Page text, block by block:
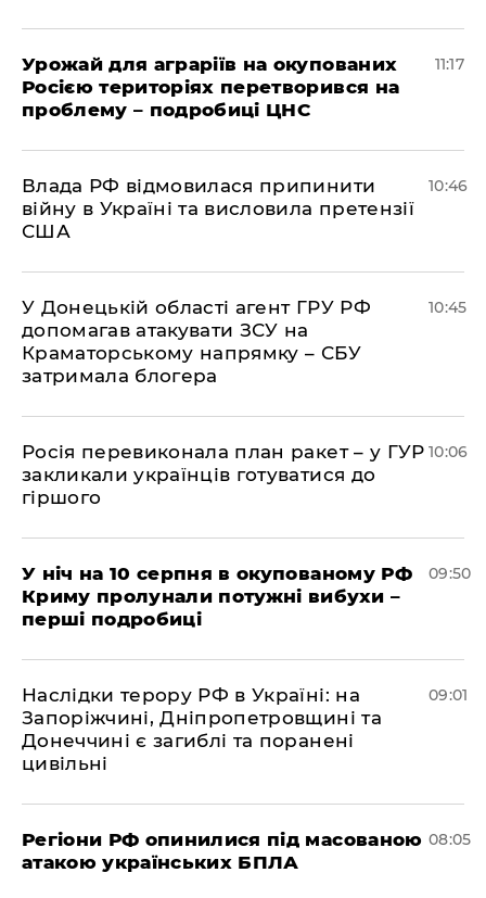
Урожай для аграріїв на окупованих
Росією територіях перетворився на
проблему – подробиці ЦНС
11:17
Влада РФ відмовилася припинити
війну в Україні та висловила претензії
США
10:46
У Донецькій області агент ГРУ РФ
допомагав атакувати ЗСУ на
Краматорському напрямку – СБУ
затримала блогера
10:45
Росія перевиконала план ракет – у ГУР
закликали українців готуватися до
гіршого
10:06
У ніч на 10 серпня в окупованому РФ
Криму пролунали потужні вибухи –
перші подробиці
09:50
Наслідки терору РФ в Україні: на
Запоріжчині, Дніпропетровщині та
Донеччині є загиблі та поранені
цивільні
09:01
Регіони РФ опинилися під масованою
атакою українських БПЛА
08:05